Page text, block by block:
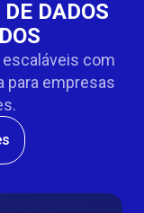
DADOS
com
para empresas